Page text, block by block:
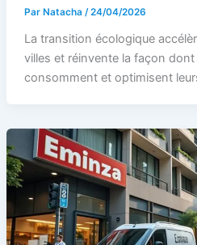
Par Natacha /24/04/2026
La transition écologique
villes et réinvente la façon
consomment et optimisent